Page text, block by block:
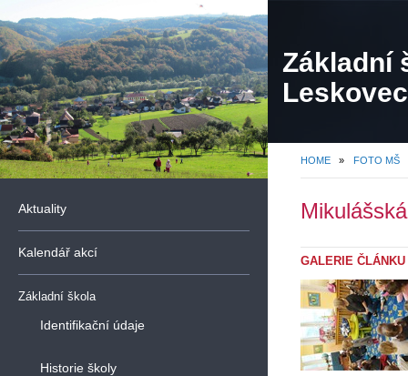
Základní
HOME » FOTO MŠ
Aktuality
Kalendář akcí
Základní škola
Identifikační údaje
Historie školy
GALERIE ČLÁNKU